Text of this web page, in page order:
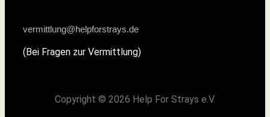
vermittlung@helpforstrays.de
(Bei Fragen zur Vermittlung)
Copyright © 2026 Help For Strays e.V.